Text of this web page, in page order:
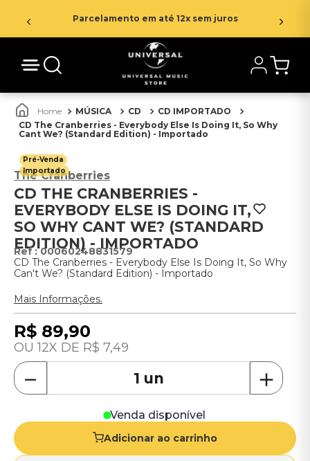
Parcelamento em até 12x sem juros
MÚSICA CD
CD IMPORTADO
CD The Cranberries - Everybody Else Is Doing It, So Why
Cant We? (Standard Edition) - Importado
Pré-Venda
Importado
The Cranberries
CD THE CRANBERRIES -
EVERYBODY ELSE IS DOING IT,
SO WHY CANT WE? (STANDARD
EDITION) - IMPORTADO
:00060248831579
CD The Cranberries - Everybody Else Is Doing It, So Why
Can't We? (Standard Edition) - Importado
Mais Informações.
R$ 89,90
12 R$ 7,49
＋
－
Venda disponível
Adicionar ao carrinho